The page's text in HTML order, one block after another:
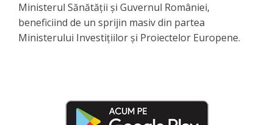
Ministerul Sănătății și Guvernul României,
beneficiind de un sprijin masiv din partea
Ministerului Investițiilor și Proiectelor Europene.